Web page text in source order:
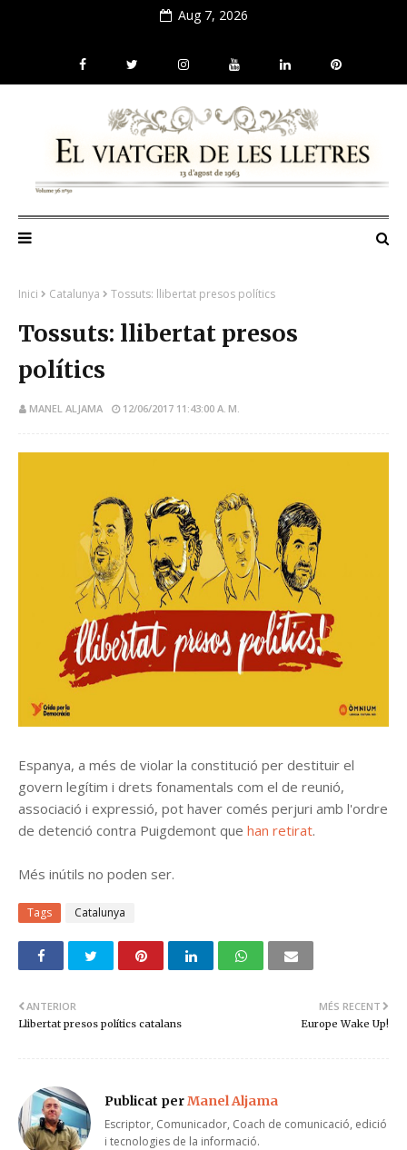
Aug 7, 2026
Inici Catalunya Tossuts: llibertat presos polítics
Tossuts: llibertat presos
polítics
MANEL ALJAMA 12/06/2017 11:43:00 A. M.
Espanya, a més de violar la constitució per destituir el
govern legítim i drets fonamentals com el de reunió,
associació i expressió, pot haver comés perjuri amb l'ordre
de detenció contra Puigdemont que han retirat.
Més inútils no poden ser.
Tags Catalunya
MÉS RECENT
Europe Wake Up!
ANTERIOR
Llibertat presos polítics catalans
Publicat perManel Aljama
Escriptor, Comunicador, Coach de comunicació, edició
i tecnologies de la informació.